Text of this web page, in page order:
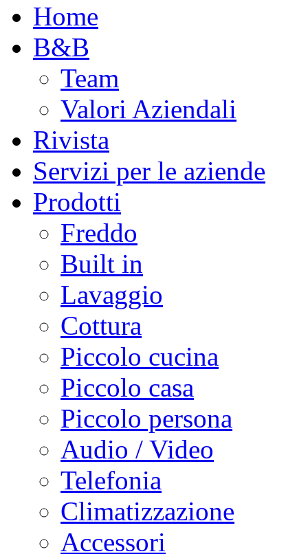
Home
B&B
Team
Valori Aziendali
Rivista
Servizi per le aziende
Prodotti
Freddo
Built in
Lavaggio
Cottura
Piccolo cucina
Piccolo casa
Piccolo persona
Audio / Video
Telefonia
Climatizzazione
Accessori